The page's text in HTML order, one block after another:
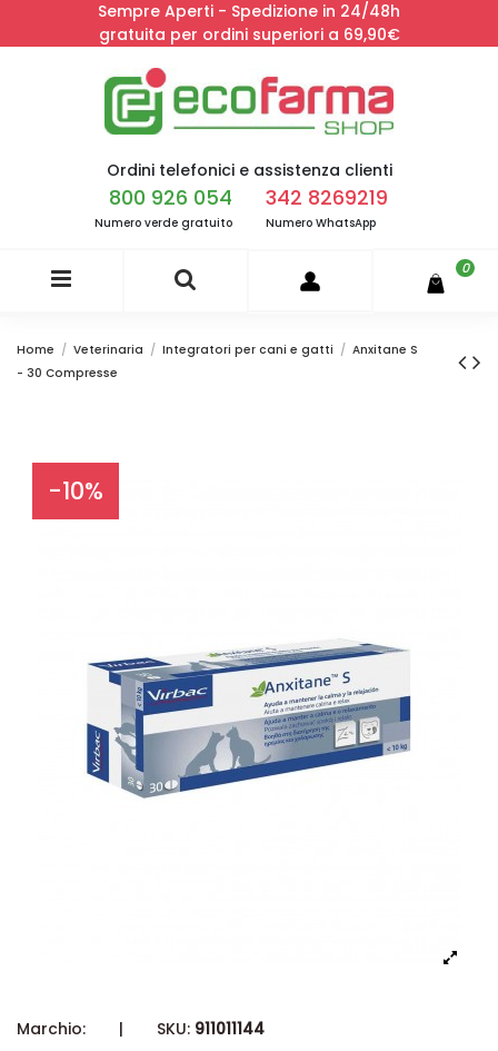
Sempre Aperti - Spedizione in 24/48h
gratuita per ordini superiori a 69,90€
Ordini telefonici e assistenza clienti
800 926 054
Numero verde gratuito
342 8269219
Numero WhatsApp
0
Home Veterinaria Integratori per cani e gatti
Anxitane S
- 30 Compresse
-10%
Marchio: | SKU: 911011144